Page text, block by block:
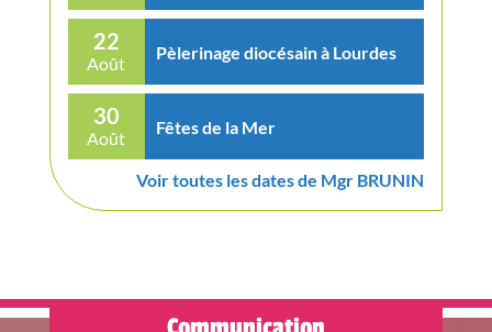
22
Août
Pèlerinage diocésain à Lourdes
30
Août
Fêtes de la Mer
Voir toutes les dates de Mgr BRUNIN